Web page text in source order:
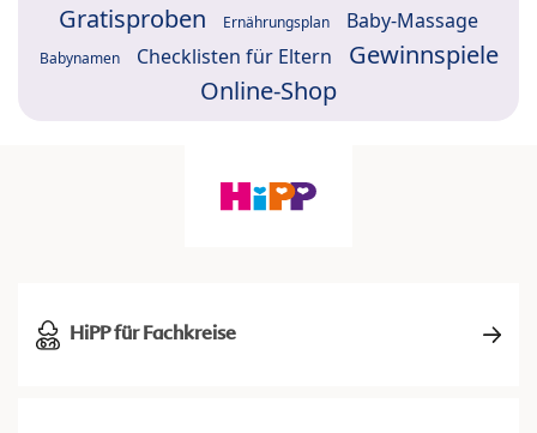
Gratisproben Ernährungsplan Baby-Massage
Babynamen Checklisten für Eltern
Gewinnspiele
Online-Shop
HiPP für Fachkreise